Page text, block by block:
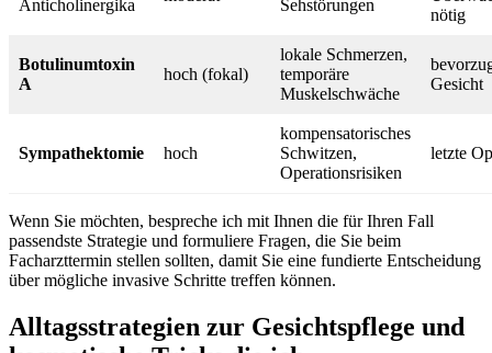
⁣Anticholinergika
⁣Sehstörungen
nötig
Botulinumtoxin
A
hoch (fokal)
lokale Schmerzen,
temporäre
Muskelschwäche
Gesicht
Sympathektomie hoch
kompensatorisches⁣
Schwitzen,
Operationsrisiken
letzte
Wenn Sie möchten, bespreche ich mit⁢ Ihnen⁢ die für Ihren‍ Fall
passendste Strategie⁤ und⁣ formuliere Fragen,⁢ die Sie beim
Facharzttermin​ stellen sollten, damit Sie eine ‍fundierte Entscheidung‍
über mögliche invasive Schritte treffen können.
Alltagsstrategien⁢ zur Gesichtspflege⁢ und